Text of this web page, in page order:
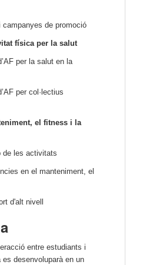
de promoció
física per la salut
per la salut en la
per col·lectius
el fitness i la
de les activitats
en el manteniment, el
d'alt nivell
entre estudiants i
desenvoluparà en un